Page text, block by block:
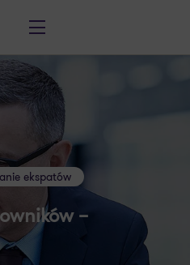
ekspatów
–